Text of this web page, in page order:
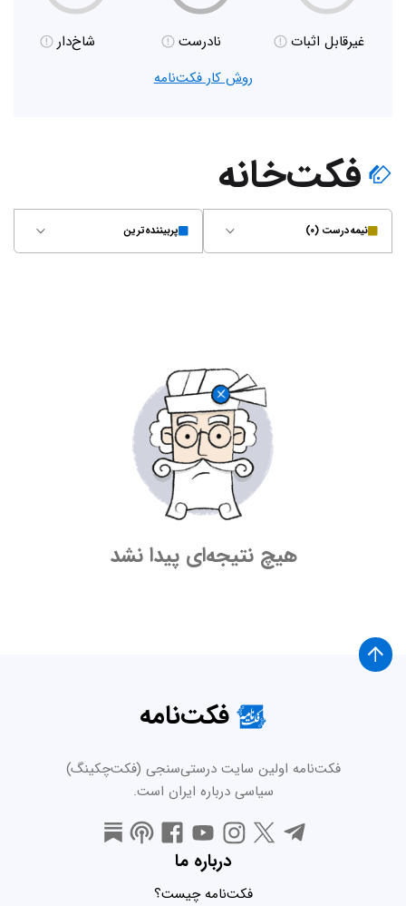
غیر‌قابل اثبات نادرست
شاخ‌دار
روش کار فکت‌نامه
فکت‌خانه
نیمه‌درست (۰) پربیننده‌ترین
هیچ نتیجه‌ای پیدا نشد
فکت‌نامه
فکت‌نامه اولین سایت درستی‌سنجی (فکت‌چکینگ)
سیاسی درباره ایران است.
درباره ما
فکت‌نامه چیست؟